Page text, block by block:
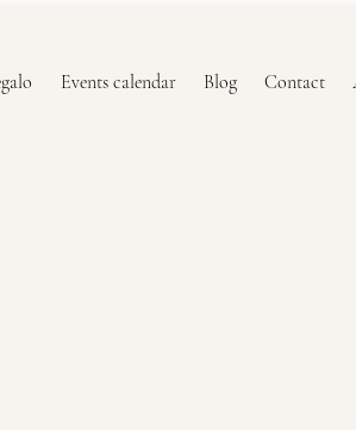
Events calendar Blog Contact